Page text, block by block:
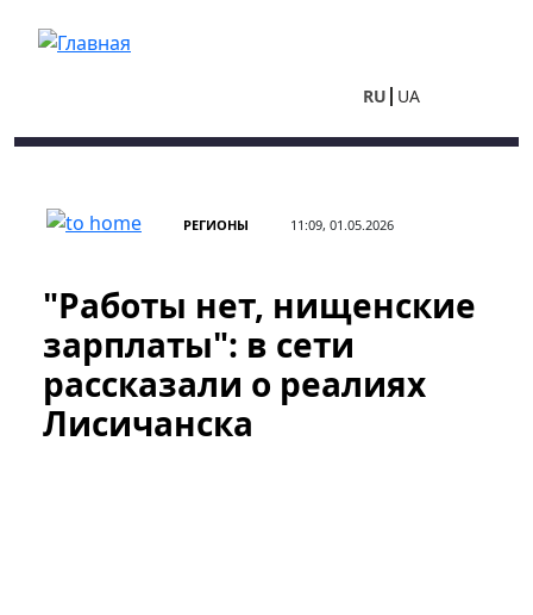
RU UA
РЕГИОНЫ 11:09, 01.05.2026
"Работы нет, нищенские
зарплаты": в сети
рассказали о реалиях
Лисичанска